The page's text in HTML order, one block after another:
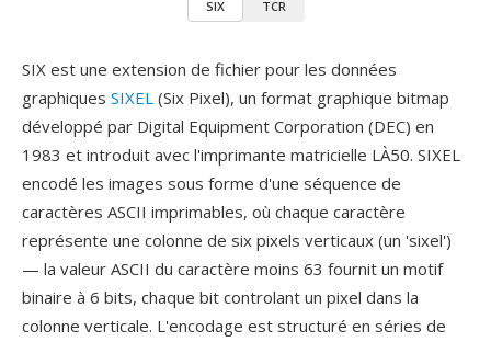
SIX TCR
SIX est une extension de fichier pour les données
graphiques SIXEL (Six Pixel), un format graphique bitmap
développé par Digital Equipment Corporation (DEC) en
1983 et introduit avec l'imprimante matricielle LÀ50. SIXEL
encodé les images sous forme d'une séquence de
caractères ASCII imprimables, où chaque caractère
représente une colonne de six pixels verticaux (un 'sixel')
— la valeur ASCII du caractère moins 63 fournit un motif
binaire à 6 bits, chaque bit controlant un pixel dans la
colonne verticale. L'encodage est structuré en séries de